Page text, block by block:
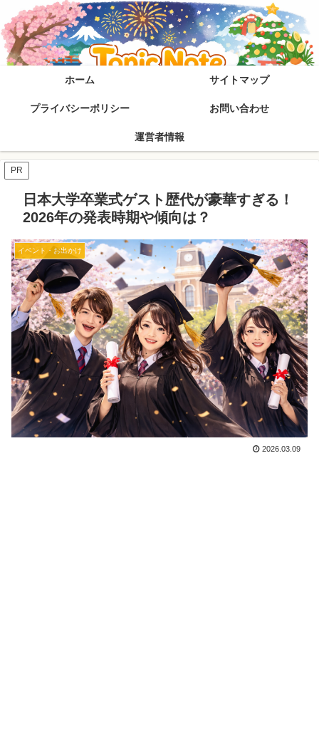
ホーム サイトマップ
プライバシーポリシー お問い合わせ
運営者情報
PR
日本大学卒業式ゲスト歴代が豪華すぎる！
2026年の発表時期や傾向は？
イベント・お出かけ
2026.03.09